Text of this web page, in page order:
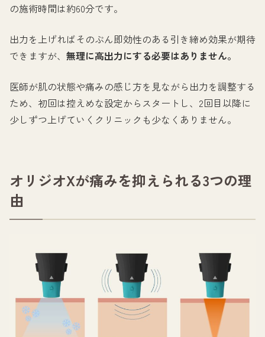
の施術時間は約60分です。
出力を上げればそのぶん即効性のある引き締め効果が期待
できますが、 無理に高出力にする必要はありません。
医師が肌の状態や痛みの感じ方を見ながら出力を調整する
ため、初回は控えめな設定からスタートし、2回目以降に
少しずつ上げていくクリニックも少なくありません。
オリジオXが痛みを抑えられる3つの理
由